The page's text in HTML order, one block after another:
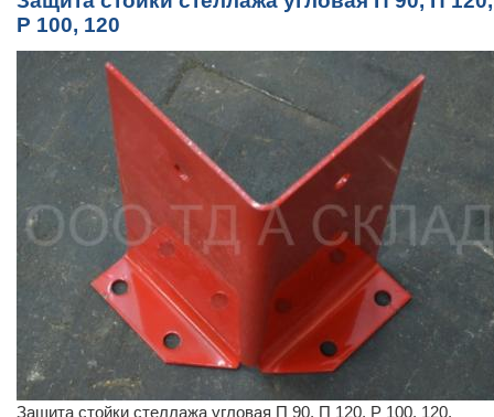
P 100, 120
Защита стойки стеллажа угловая П 90, П 120, P 100, 120.